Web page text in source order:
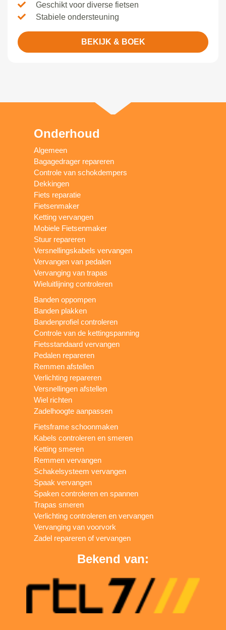
Geschikt voor diverse fietsen
Stabiele ondersteuning
BEKIJK & BOEK
Onderhoud
Algemeen
Bagagedrager repareren
Controle van schokdempers
Dekkingen
Fiets reparatie
Fietsenmaker
Ketting vervangen
Mobiele Fietsenmaker
Stuur repareren
Versnellingskabels vervangen
Vervangen van pedalen
Vervanging van trapas
Wieluitlijning controleren
Banden oppompen
Banden plakken
Bandenprofiel controleren
Controle van de kettingspanning
Fietsstandaard vervangen
Pedalen repareren
Remmen afstellen
Verlichting repareren
Versnellingen afstellen
Wiel richten
Zadelhoogte aanpassen
Fietsframe schoonmaken
Kabels controleren en smeren
Ketting smeren
Remmen vervangen
Schakelsysteem vervangen
Spaak vervangen
Spaken controleren en spannen
Trapas smeren
Verlichting controleren en vervangen
Vervanging van voorvork
Zadel repareren of vervangen
Bekend van: